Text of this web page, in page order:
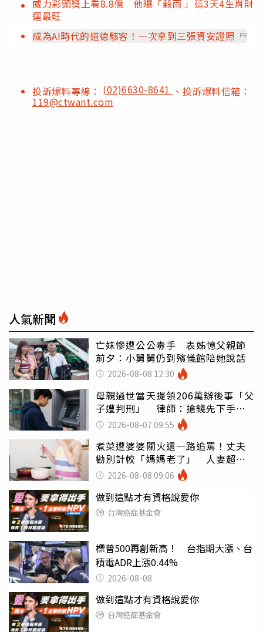
威力彩頭獎上看8.8億 他曝「穀雨 」這3天4生肖財
運最旺
成為AI時代的道德駭客！一次拿到三張資安證照
PR
投訴爆料專線： (02)6630-8641 、投訴爆料信箱：
119@ctwant.com
人氣新聞
亡妹慘遭公公毒手 表姊憶父親節
前夕：小舅舅仍到殯儀館陪她說話
2026-08-08 12:30
母親過世當天提領206萬辦後事「父
子遭判刑」 律師：搶錢先下手是
罪 2026-08-07 09:55
煮菜遭婆婆關火還一路追罵！丈夫
勸別計較「媽媽老了」 人妻超崩
潰：我像台傭
2026-08-08 09:06
做到這點才有資格說愛你
台灣癌症基金會
標普500再創新高！ 台指期大漲、台
積電ADR上漲0.44%
2026-08-08
做到這點才有資格說愛你
台灣癌症基金會